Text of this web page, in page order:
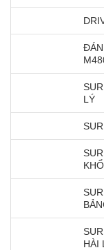
LÝ
HÀI